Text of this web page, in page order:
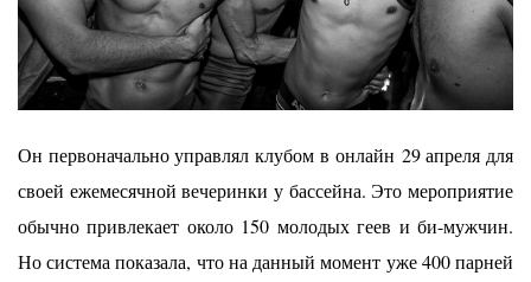
Он первоначально управлял клубом вонлайн 29 апреля для
своей ежемесячной вечеринки у бассейна. Это мероприятие
обычно привлекает около 150 молодых геев и би-мужчин.
Но система показала, что на данный момент уже 400 парней